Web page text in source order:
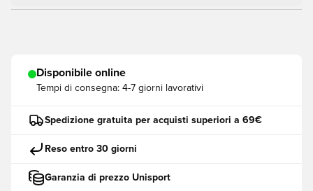
Disponibile online
Tempi di consegna: 4-7 giorni lavorativi
Spedizione gratuita per acquisti superiori a 69€
Reso entro 30 giorni
Garanzia di prezzo Unisport